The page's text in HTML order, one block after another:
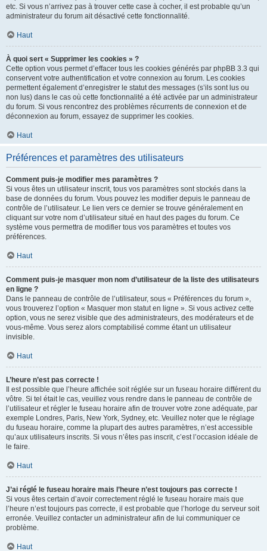
etc. Si vous n’arrivez pas à trouver cette case à cocher, il est probable qu’un
administrateur du forum ait désactivé cette fonctionnalité.
Haut
À quoi sert « Supprimer les cookies » ?
Cette option vous permet d’effacer tous les cookies générés par phpBB 3.3 qui
conservent votre authentification et votre connexion au forum. Les cookies
permettent également d’enregistrer le statut des messages (s’ils sont lus ou
non lus) dans le cas où cette fonctionnalité a été activée par un administrateur
du forum. Si vous rencontrez des problèmes récurrents de connexion et de
déconnexion au forum, essayez de supprimer les cookies.
Haut
Préférences et paramètres des utilisateurs
Comment puis-je modifier mes paramètres ?
Si vous êtes un utilisateur inscrit, tous vos paramètres sont stockés dans la
base de données du forum. Vous pouvez les modifier depuis le panneau de
contrôle de l’utilisateur. Le lien vers ce dernier se trouve généralement en
cliquant sur votre nom d’utilisateur situé en haut des pages du forum. Ce
système vous permettra de modifier tous vos paramètres et toutes vos
préférences.
Haut
Comment puis-je masquer mon nom d’utilisateur de la liste des utilisateurs
en ligne ?
Dans le panneau de contrôle de l’utilisateur, sous « Préférences du forum »,
vous trouverez l’option « Masquer mon statut en ligne ». Si vous activez cette
option, vous ne serez visible que des administrateurs, des modérateurs et de
vous-même. Vous serez alors comptabilisé comme étant un utilisateur
invisible.
Haut
L’heure n’est pas correcte !
Il est possible que l’heure affichée soit réglée sur un fuseau horaire différent du
vôtre. Si tel était le cas, veuillez vous rendre dans le panneau de contrôle de
l’utilisateur et régler le fuseau horaire afin de trouver votre zone adéquate, par
exemple Londres, Paris, New York, Sydney, etc. Veuillez noter que le réglage
du fuseau horaire, comme la plupart des autres paramètres, n’est accessible
qu’aux utilisateurs inscrits. Si vous n’êtes pas inscrit, c’est l’occasion idéale de
le faire.
Haut
J’ai réglé le fuseau horaire mais l’heure n’est toujours pas correcte !
Si vous êtes certain d’avoir correctement réglé le fuseau horaire mais que
l’heure n’est toujours pas correcte, il est probable que l’horloge du serveur soit
erronée. Veuillez contacter un administrateur afin de lui communiquer ce
problème.
Haut